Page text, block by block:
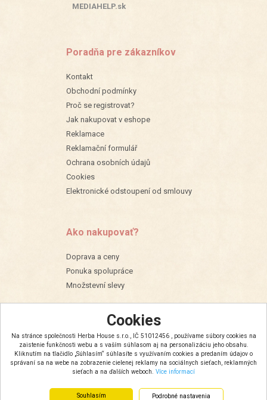
Cookies
Na stránce společnosti Herba House s.r.o., IČ 51012456 , používame súbory cookies na
zaistenie funkčnosti webu a s vaším súhlasom aj na personalizáciu jeho obsahu.
Kliknutím na tlačidlo „Súhlasím“ súhlasíte s využívaním cookies a predaním údajov o
správaní sa na webe na zobrazenie cielenej reklamy na sociálnych sieťach, reklamných
sieťach a na ďalších weboch. Více informací
Souhlasím Podrobné nastavenia
MEDIAHELP.sk
Poradňa pre zákazníkov
Kontakt
Obchodní podmínky
Proč se registrovat?
Jak nakupovat v eshope
Reklamace
Reklamační formulář
Ochrana osobních údajů
Cookies
Elektronické odstoupení od smlouvy
Ako nakupovať?
Doprava a ceny
Ponuka spolupráce
Množstevní slevy